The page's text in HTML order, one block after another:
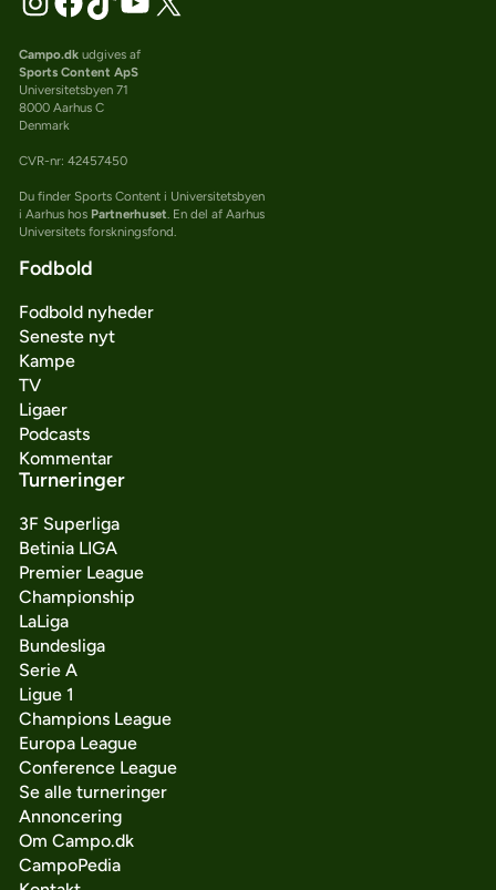
Campo.dkudgives af
Sports Content ApS
Universitetsbyen 71
8000 Aarhus C
Denmark
CVR-nr: 42457450
Du finder Sports Content i Universitetsbyen
i Aarhus hos Partnerhuset. En del af Aarhus
Universitets forskningsfond.
Fodbold
Fodbold nyheder
Seneste nyt
Kampe
TV
Ligaer
Podcasts
Kommentar
Turneringer
3F Superliga
Betinia LIGA
Premier League
Championship
LaLiga
Bundesliga
Serie A
Ligue 1
Champions League
Europa League
Conference League
Se alle turneringer
Annoncering
Om Campo.dk
CampoPedia